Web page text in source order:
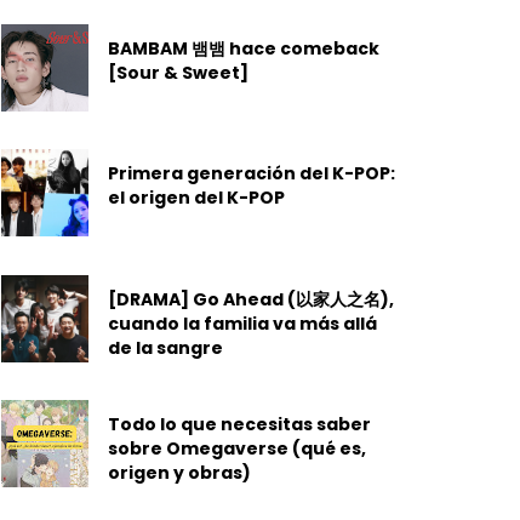
BAMBAM 뱀뱀 hace comeback
[Sour & Sweet]
Primera generación del K-POP:
el origen del K-POP
[DRAMA] Go Ahead (以家人之名),
cuando la familia va más allá
de la sangre
Todo lo que necesitas saber
sobre Omegaverse (qué es,
origen y obras)